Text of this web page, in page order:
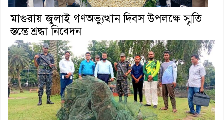
মাগুরায় জুলাই গণঅভ্যুত্থান দিবস উপলক্ষে স্মৃতি
স্তম্ভে শ্রদ্ধা নিবেদন